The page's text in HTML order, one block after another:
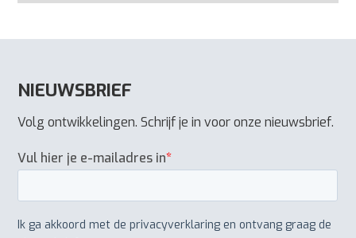
NIEUWSBRIEF
Volg ontwikkelingen. Schrijf je in voor onze nieuwsbrief.